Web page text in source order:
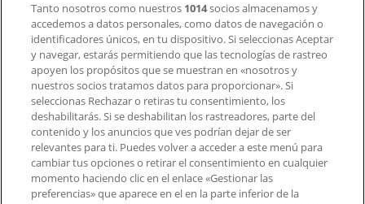
Contacto comercial y de marketing
Tienda mal colocada en el mapa
Notificar un folleto
¿Encontraste un problema en la web o en la
aplicación?
Índices
Tanto nosotros como nuestros 1014socios almacenamos y
accedemos a datos personales, como datos de navegación o
identificadores únicos, en tu dispositivo. Si seleccionas Aceptar
y navegar, estarás permitiendo que las tecnologías de rastreo
apoyen los propósitos que se muestran en «nosotros y
nuestros socios tratamos datos para proporcionar». Si
seleccionas Rechazar o retiras tu consentimiento, los
deshabilitarás. Si se deshabilitan los rastreadores, parte del
contenido y los anuncios que ves podrían dejar de ser
relevantes para ti. Puedes volver a acceder a este menú para
cambiar tus opciones o retirar el consentimiento en cualquier
momento haciendo clic en el enlace «Gestionar las
preferencias» que aparece en el en la parte inferior de la